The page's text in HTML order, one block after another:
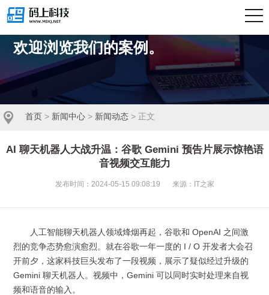
我们擅长商业策略与用户体验的完美结合。
欢迎浏览我们的案例。
首页 > 新闻中心 > 新闻动态 > 正文
AI 聊天机器人大战升温：谷歌 Gemini 预告片展示惊艳语
音视频交互能力
发布时间：2024-05-15 09:08:19 来源：IT之家
人工智能聊天机器人领域烽烟再起，谷歌和 OpenAI 之间激
烈的竞争态势愈演愈烈。就在谷歌一年一度的 I / O 开发者大会召
开前夕，这家科技巨头发布了一段视频，展示了疑似经过升级的
Gemini 聊天机器人。视频中，Gemini 可以同时实时处理来自视
频和语音的输入。